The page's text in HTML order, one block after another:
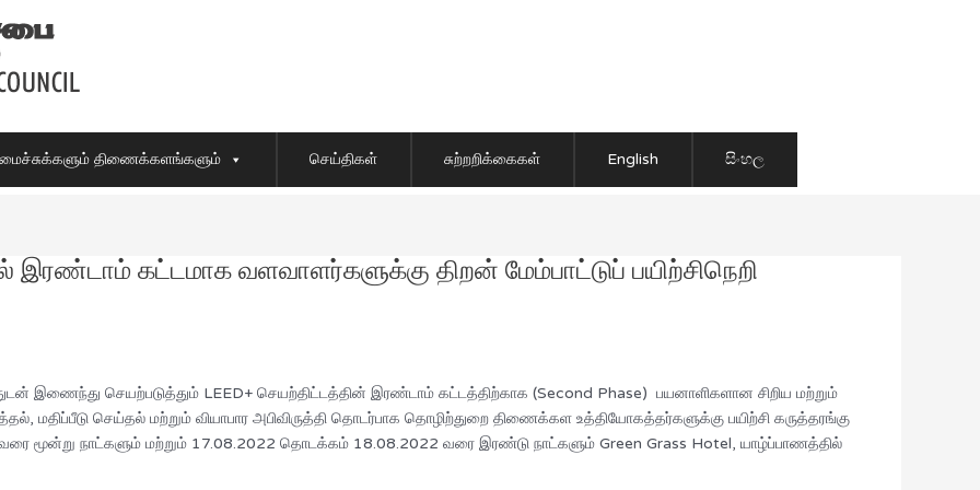
திணைக்களங்களும் செய்திகள் சுற்றறிக்கைகள் English සිංහල
கட்டமாக வளவாளர்களுக்கு திறன் மேம்பாட்டுப் பயிற்சிநெறி
இணைந்து செயற்படுத்தும் LEED+ செயற்திட்டத்தின் இரண்டாம் கட்டத்திற்காக (Second Phase) பயனாளிகளான சிறிய மற்றும்
மதிப்பீடு செய்தல் மற்றும் வியாபார அபிவிருத்தி தொடர்பாக தொழிற்துறை திணைக்கள உத்தியோகத்தர்களுக்கு பயிற்சி கருத்தரங்கு
மூன்று நாட்களும் மற்றும் 17.08.2022 தொடக்கம் 18.08.2022 வரை இரண்டு நாட்களும் Green Grass Hotel, யாழ்ப்பாணத்தில்